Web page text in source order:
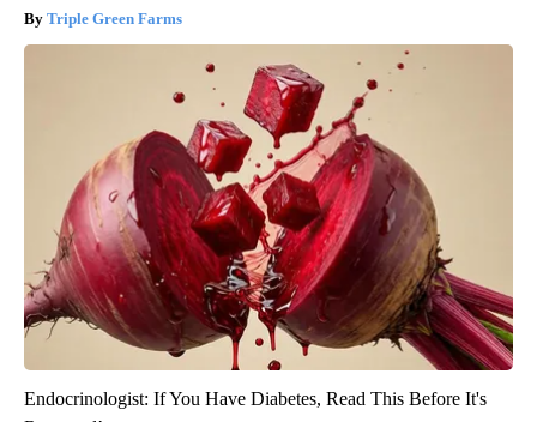
Triple Green Farms
Endocrinologist: If You Have Diabetes, Read This Before It's